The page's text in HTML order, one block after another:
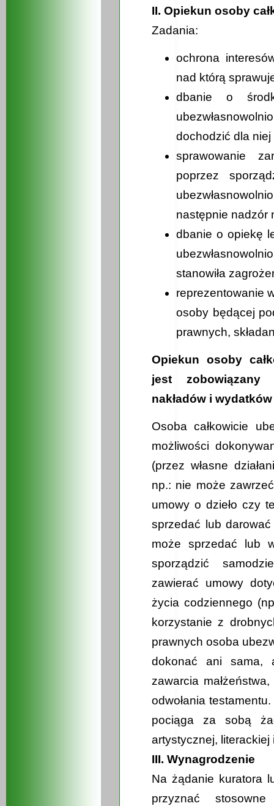
II. Opiekun osoby
Zadania:
ochrona
nad którą
dbanie o
dochodzić dla
sprawowanie
poprzez
następnie nadzór
dbanie o opiekę
stanowiła
reprezentowanie
osoby będącej
prawnych,
Opiekun osoby
jest zobowiązany
nakładów i
Osoba całkowicie
możliwości
(przez własne
np.: nie może
umowy o dzieło czy
sprzedać lub
może sprzedać lub
sporządzić
zawierać umowy
życia codziennego
korzystanie z
prawnych osoba
dokonać ani sama,
zawarcia
odwołania
pociąga za sobą
artystycznej, literackiej
III. Wynagrodzenie
Na żądanie kuratora
przyznać